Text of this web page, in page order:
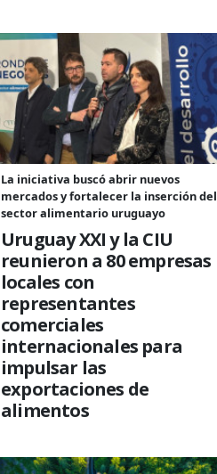
La iniciativa buscó abrir nuevos
mercados y fortalecer la inserción del
sector alimentario uruguayo
Uruguay XXI y la CIU
reunieron a 80 empresas
locales con
representantes
comerciales
internacionales para
impulsar las
exportaciones de
alimentos